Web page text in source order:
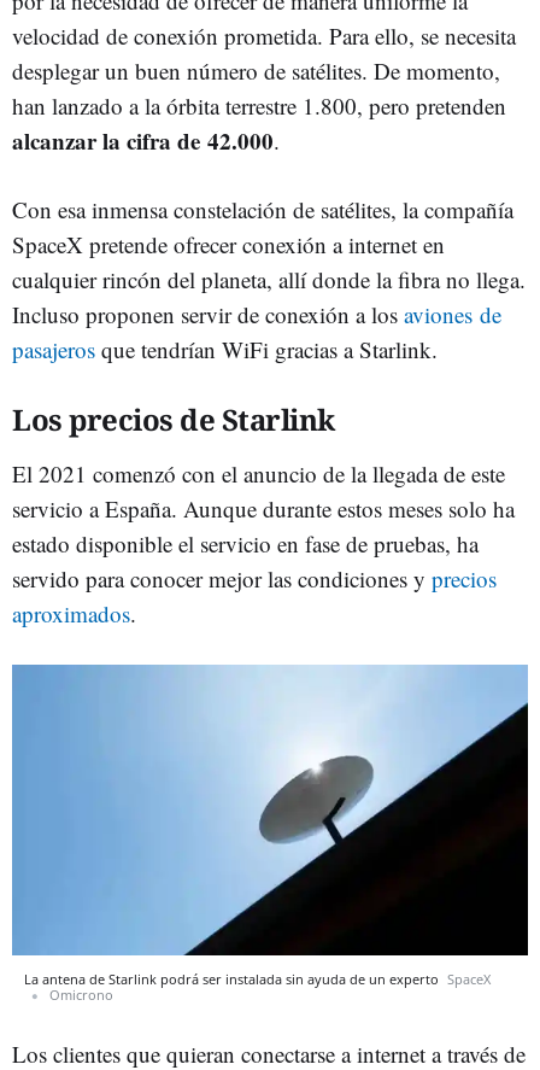
velocidad de conexión prometida. Para ello, se necesita
desplegar un buen número de satélites. De momento,
han lanzado a la órbita terrestre 1.800, pero pretenden
alcanzar la cifra de 42.000.
Con esa inmensa constelación de satélites, la compañía
SpaceX pretende ofrecer conexión a internet en
cualquier rincón del planeta, allí donde la fibra no llega.
Incluso proponen servir de conexión a los aviones de
pasajeros que tendrían WiFi gracias a Starlink.
Los precios de Starlink
El 2021 comenzó con el anuncio de la llegada de este
servicio a España. Aunque durante estos meses solo ha
estado disponible el servicio en fase de pruebas, ha
servido para conocer mejor las condiciones y precios
aproximados.
La antena de Starlink podrá ser instalada sin ayuda de un experto SpaceX
Omicrono
Los clientes que quieran conectarse a internet a través de